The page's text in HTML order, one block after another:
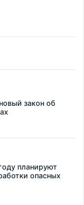
закон об
планируют
опасных